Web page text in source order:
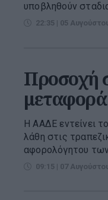
υποβληθούν
22:35 | 05
Προσοχή
Η ΑΑΔΕ εντείνει
λάθη στις
αφορολόγητου
09:15 | 07